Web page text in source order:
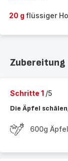
20 g flüssiger
Zubereitung
Schritte 1 /5
Die Äpfel
600g Äpfel